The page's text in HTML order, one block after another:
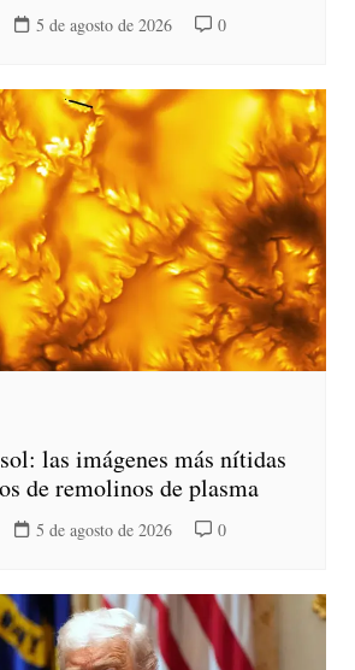
5 de agosto de 2026 0
las imágenes más nítidas
de remolinos de plasma
5 de agosto de 2026 0